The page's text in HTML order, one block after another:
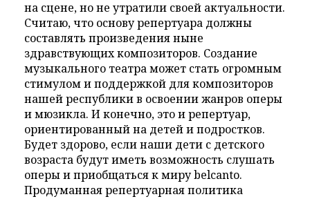
на сцене, но не утратили своей актуальности.
Считаю, что основу репертуара должны
составлять произведения ныне
здравствующих композиторов. Создание
музыкального театра может стать огромным
стимулом и поддержкой для композиторов
нашей республики в освоении жанров оперы
и мюзикла. И конечно, это и репертуар,
ориентированный на детей и подростков.
Будет здорово, если наши дети с детского
возраста будут иметь возможность слушать
оперы и приобщаться к миру belcanto.
Продуманная репертуарная политика